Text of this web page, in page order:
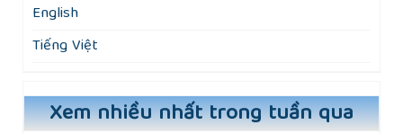
English
Tiếng Việt
Xem nhiều nhất trong tuần qua